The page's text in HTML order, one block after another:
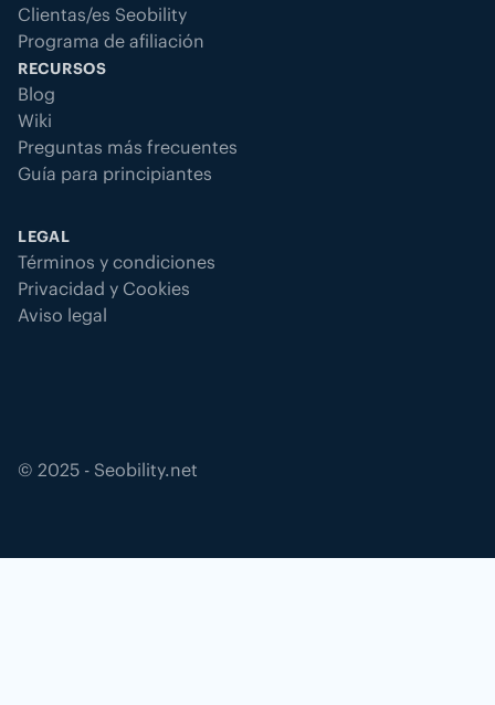
Clientas/es Seobility
Programa de afiliación
RECURSOS
Blog
Wiki
Preguntas más frecuentes
Guía para principiantes
LEGAL
Términos y condiciones
Privacidad y Cookies
Aviso legal
© 2025 - Seobility.net